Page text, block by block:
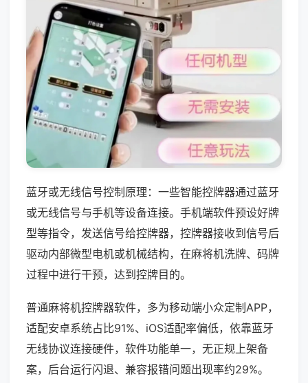
蓝牙或无线信号控制原理：一些智能控牌器通过蓝牙
或无线信号与手机等设备连接。手机端软件预设好牌
型等指令，发送信号给控牌器，控牌器接收到信号后
驱动内部微型电机或机械结构，在麻将机洗牌、码牌
过程中进行干预，达到控牌目的。
普通麻将机控牌器软件，多为移动端小众定制APP，
适配安卓系统占比91%、iOS适配率偏低，依靠蓝牙
无线协议连接硬件，软件功能单一，无正规上架备
案，后台运行闪退、兼容报错问题出现率约29%。